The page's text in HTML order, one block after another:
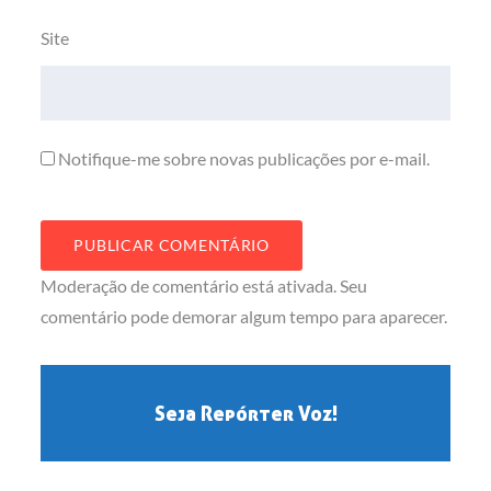
Site
Notifique-me sobre novas publicações por e-mail.
Moderação de comentário está ativada. Seu
comentário pode demorar algum tempo para aparecer.
Seja Repórter Voz!